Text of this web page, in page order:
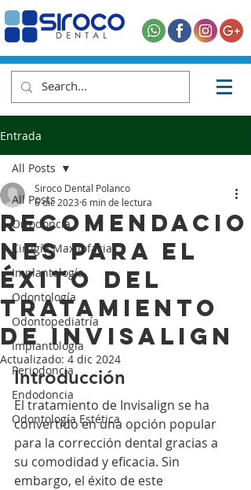
Entrada
All Posts
Ortodoncia
Cirugía Maxilofacial
Implantología
Odontología
Odontopediatría
Implantología
Periodoncia
Endodoncia
Odontología Estética
All Posts
Recomendacio
nes para el
Éxito del
Tratamiento
de Invisalign
Siroco Dental Polanco
6 dic 2023 6 min de lectura
Actualizado: 4 dic 2024
Introducción
El tratamiento de Invisalign se ha
convertido en una opción popular
para la corrección dental gracias a
su comodidad y eficacia. Sin
embargo, el éxito de este